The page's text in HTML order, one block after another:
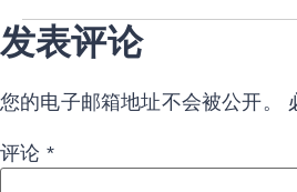
发表评论
您的电子邮箱地址不会被公开。
评论 *